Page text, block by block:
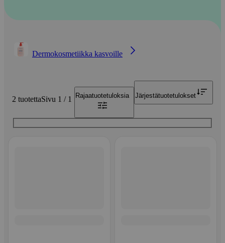
Dermokosmetiikka kasvoille
2 tuotettaSivu 1 / 1 Rajaatuotetuloksia Järjestätuotetulokset